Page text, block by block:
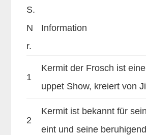
S.
N
r.
Information
1
Kermit der Frosch ist
uppet Show, kreiert von
2
Kermit ist bekannt für
eint und seine